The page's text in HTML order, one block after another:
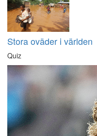
Stora oväder i världen
Quiz